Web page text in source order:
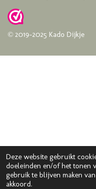
Deze website gebruikt
doeleinden en/of het tonen
gebruik te blijven maken
akkoord.
© 2019-2025 Kado Dijkje